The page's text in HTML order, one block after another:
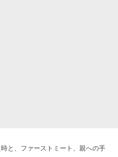
と、ファーストミート、親への手